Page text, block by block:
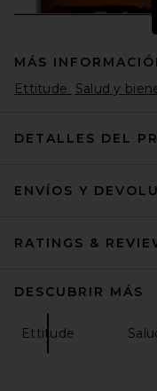
Moon Juice Ting
MÁS
Ettitude
Salud y
DETALLES DEL
ENVÍOS Y
RATINGS &
DESCUBRIR MÁS
Ettitude